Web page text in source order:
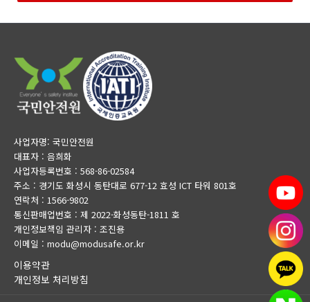
사업자명: 국민안전원
대표자 : 음희화
사업자등록번호 : 568-86-02584
주소 : 경기도 화성시 동탄대로 677-12 효성 ICT 타워 801호
연락처 : 1566-9802
통신판매업번호 : 제 2022-화성동탄-1811 호
개인정보책임 관리자 : 조진용
이메일 : modu@modusafe.or.kr
이용약관
개인정보 처리방침